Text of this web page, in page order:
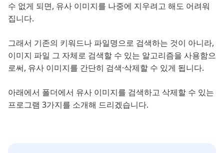
수 없게 되면, 유사 이미지를 나중에 지우려고 해도 어려워
집니다.
그래서 기존의 키워드나 파일명으로 검색하는 것이 아니라,
이미지 파일 그 자체로 검색할 수 있는 알고리즘을 사용함으
로써, 유사 이미지를 간단히 검색·삭제할 수 있게 됩니다.
아래에서 폴더에서 유사 이미지를 검색하고 삭제할 수 있는
프로그램 3가지를 소개해 드리겠습니다.